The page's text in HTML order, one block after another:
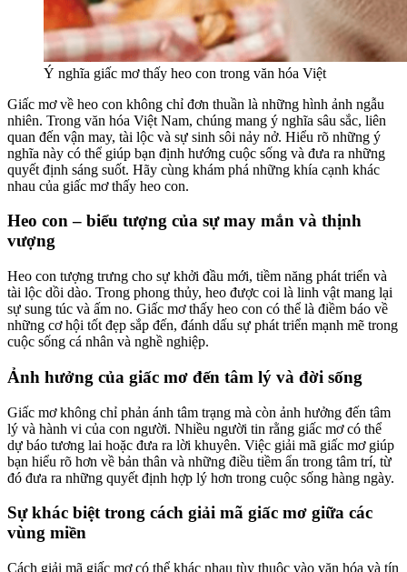
Ý nghĩa giấc mơ thấy heo con trong văn hóa Việt
Giấc mơ về heo con không chỉ đơn thuần là những hình ảnh ngẫu
nhiên. Trong văn hóa Việt Nam, chúng mang ý nghĩa sâu sắc, liên
quan đến vận may, tài lộc và sự sinh sôi nảy nở. Hiểu rõ những ý
nghĩa này có thể giúp bạn định hướng cuộc sống và đưa ra những
quyết định sáng suốt. Hãy cùng khám phá những khía cạnh khác
nhau của giấc mơ thấy heo con.
Heo con – biểu tượng của sự may mắn và thịnh
vượng
Heo con tượng trưng cho sự khởi đầu mới, tiềm năng phát triển và
tài lộc dồi dào. Trong phong thủy, heo được coi là linh vật mang lại
sự sung túc và ấm no. Giấc mơ thấy heo con có thể là điềm báo về
những cơ hội tốt đẹp sắp đến, đánh dấu sự phát triển mạnh mẽ trong
cuộc sống cá nhân và nghề nghiệp.
Ảnh hưởng của giấc mơ đến tâm lý và đời sống
Giấc mơ không chỉ phản ánh tâm trạng mà còn ảnh hưởng đến tâm
lý và hành vi của con người. Nhiều người tin rằng giấc mơ có thể
dự báo tương lai hoặc đưa ra lời khuyên. Việc giải mã giấc mơ giúp
bạn hiểu rõ hơn về bản thân và những điều tiềm ẩn trong tâm trí, từ
đó đưa ra những quyết định hợp lý hơn trong cuộc sống hàng ngày.
Sự khác biệt trong cách giải mã giấc mơ giữa các
vùng miền
Cách giải mã giấc mơ có thể khác nhau tùy thuộc vào văn hóa và tín